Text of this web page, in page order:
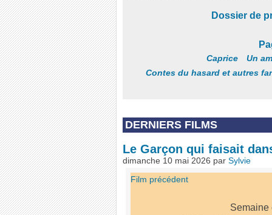
Dossier de
Caprice
Un
Contes du hasard et autres
DERNIERS FILMS
Le Garçon qui faisait
dimanche 10 mai 2026 par Sylvie
Film précédent
Semaine